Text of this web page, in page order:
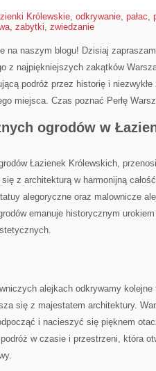
Królewskie, odkrywanie, pałac,
, zabytki, zwiedzanie
na ​naszym​ blogu! Dzisiaj
z najpiękniejszych zakątków
podróż ‌przez historię i
miejsca.​ Czas poznać Perłę
ogrodów w
Łazienek Królewskich,
z architekturą ⁢w harmonijną
alegoryczne oraz malownicze‌
emanuje historycznym
⁤alejkach odkrywamy
się⁣ z majestatem architektury.‍
i nacieszyć się pięknem
w ⁤czasie i ​przestrzeni, ⁢która